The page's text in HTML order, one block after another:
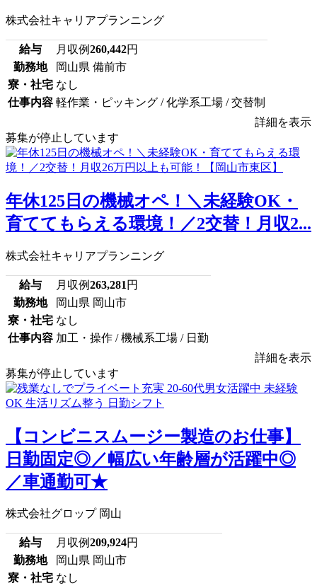
株式会社キャリアプランニング
給与 月収例260,442円
勤務地
岡山県 備前市
寮・社宅 なし
仕事内容 軽作業・ピッキング / 化学系工場 / 交替制
詳細を表示
募集が停止しています
年休125日の機械オペ！＼未経験OK・
育ててもらえる環境！／2交替！月収2...
株式会社キャリアプランニング
給与 月収例263,281 円
勤務地
岡山県 岡山市
寮・社宅 なし
仕事内容 加工・操作 / 機械系工場 / 日勤
詳細を表示
募集が停止しています
【コンビニスムージー製造のお仕事】
日勤固定◎／幅広い年齢層が活躍中◎
／車通勤可★
株式会社グロップ 岡山
給与 月収例209,924円
勤務地
岡山県 岡山市
寮・社宅 なし